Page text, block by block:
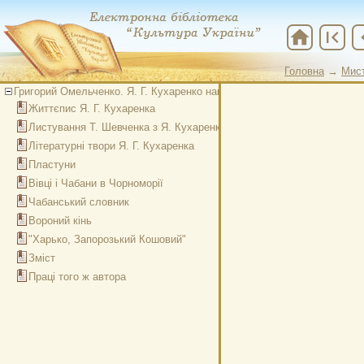
Головна →
home first_page
Григорий Омельченко. Я. Г. Кухаренко наказний отаман Війська
Життєпис Я. Г. Кухаренка
Листування Т. Шевченка з Я. Кухаренком
Літературні твори Я. Г. Кухаренка
Пластуни
Вівці і Чабани в Чорноморії
Чабанський словник
Вороний кінь
"Харько, Запорозький Кошовий"
Зміст
Праці того ж автора